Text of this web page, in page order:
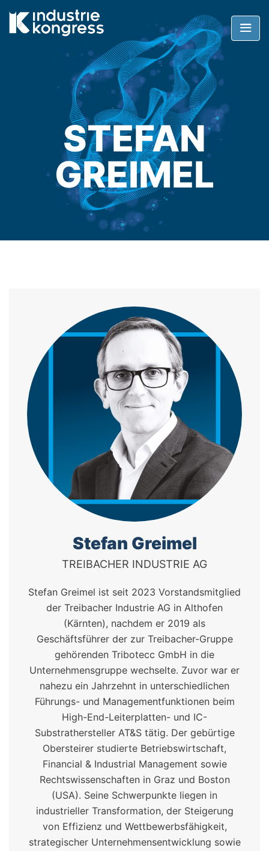
STEFAN
GREIMEL
Stefan Greimel
TREIBACHER INDUSTRIE AG
Stefan Greimel ist seit 2023 Vorstandsmitglied
der Treibacher Industrie AG in Althofen
(Kärnten), nachdem er 2019 als
Geschäftsführer der zur Treibacher-Gruppe
gehörenden Tribotecc GmbH in die
Unternehmensgruppe wechselte. Zuvor war er
nahezu ein Jahrzehnt in unterschiedlichen
Führungs- und Managementfunktionen beim
High-End-Leiterplatten- und IC-
Substrathersteller AT&S tätig. Der gebürtige
Obersteirer studierte Betriebswirtschaft,
Financial & Industrial Management sowie
Rechtswissenschaften in Graz und Boston
(USA). Seine Schwerpunkte liegen in
industrieller Transformation, der Steigerung
von Effizienz und Wettbewerbsfähigkeit,
strategischer Unternehmensentwicklung sowie